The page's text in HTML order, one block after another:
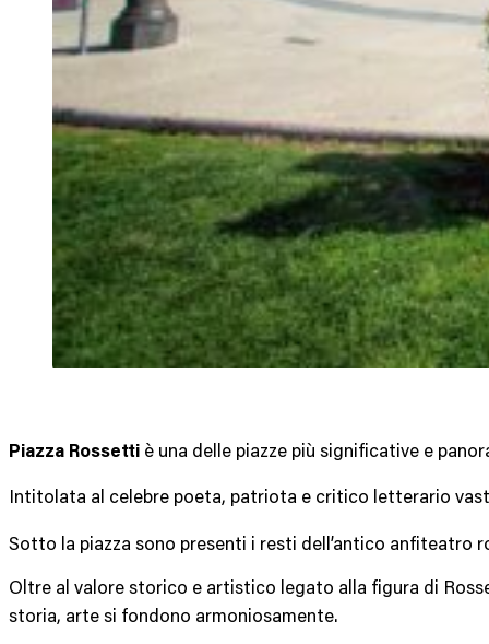
Piazza Rossetti è una delle piazze più significative e
Intitolata al celebre poeta, patriota e critico letterario
Sotto la piazza sono presenti i resti dell’antico anfiteatro
Oltre al valore storico e artistico legato alla figura di
storia, arte si fondono armoniosamente.